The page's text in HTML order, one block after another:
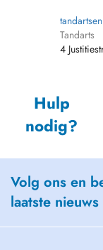
Tandarts
4
Hulp
nodig?
Volg ons en
laatste nieuws